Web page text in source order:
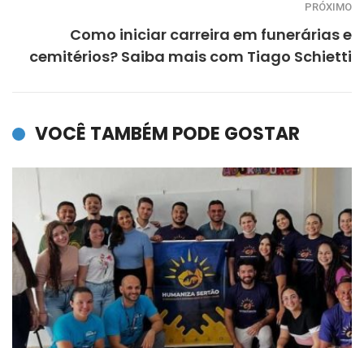
PRÓXIMO
Como iniciar carreira em funerárias e
cemitérios? Saiba mais com Tiago Schietti
VOCÊ TAMBÉM PODE GOSTAR